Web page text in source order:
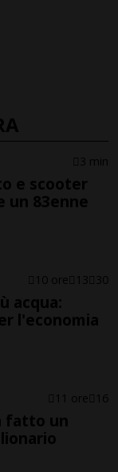
3 min
e scooter
un 83enne
10 ore 13 30
acqua:
l'economia
11 ore 16
fatto un